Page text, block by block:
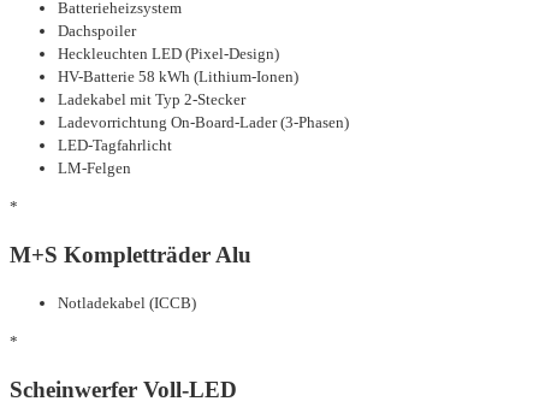
Batterieheizsystem
Dachspoiler
Heckleuchten LED (Pixel-Design)
HV-Batterie 58 kWh (Lithium-Ionen)
Ladekabel mit Typ 2-Stecker
Ladevorrichtung On-Board-Lader (3-Phasen)
LED-Tagfahrlicht
LM-Felgen
*
M+S Kompletträder Alu
Notladekabel (ICCB)
*
Scheinwerfer Voll-LED